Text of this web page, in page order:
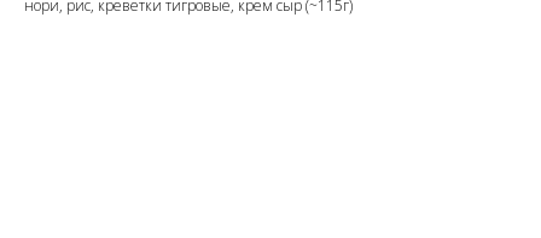
нори, рис, креветки тигровые, крем сыр (~115г)